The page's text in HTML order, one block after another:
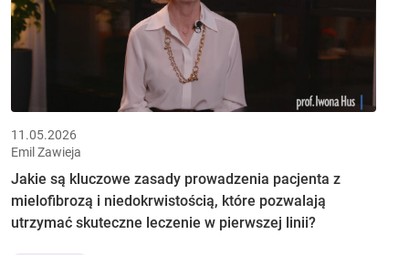
11.05.2026
Emil Zawieja
Jakie są kluczowe zasady prowadzenia pacjenta z
mielofibrozą i niedokrwistością, które pozwalają
utrzymać skuteczne leczenie w pierwszej linii?